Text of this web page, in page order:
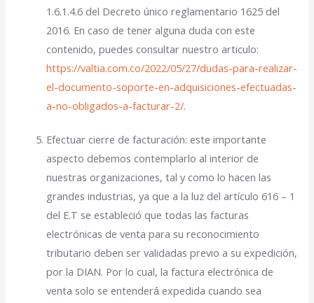
1.6.1.4.6 del Decreto único reglamentario 1625 del
2016. En caso de tener alguna duda con este
contenido, puedes consultar nuestro articulo:
https://valtia.com.co/2022/05/27/dudas-para-realizar-
el-documento-soporte-en-adquisiciones-efectuadas-
a-no-obligados-a-facturar-2/.
Efectuar cierre de facturación: este importante
aspecto debemos contemplarlo al interior de
nuestras organizaciones, tal y como lo hacen las
grandes industrias, ya que a la luz del artículo 616 – 1
del E.T se estableció que todas las facturas
electrónicas de venta para su reconocimiento
tributario deben ser validadas previo a su expedición,
por la DIAN. Por lo cual, la factura electrónica de
venta solo se entenderá́ expedida cuando sea